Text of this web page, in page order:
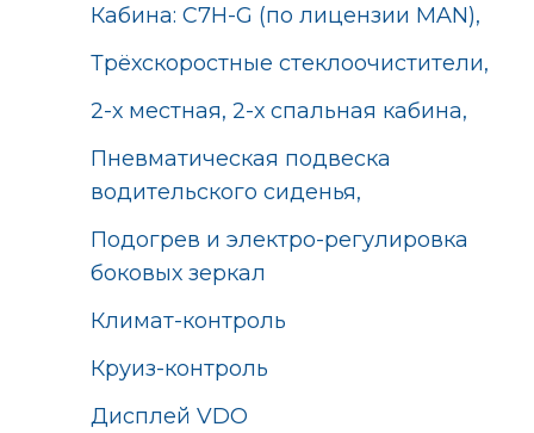
Кабина: C7H-G (по лицензии MAN),
Трёхскоростные стеклоочистители,
2-х местная, 2-х спальная кабина,
Пневматическая подвеска
водительского сиденья,
Подогрев и электро-регулировка
боковых зеркал
Климат-контроль
Круиз-контроль
Дисплей VDO